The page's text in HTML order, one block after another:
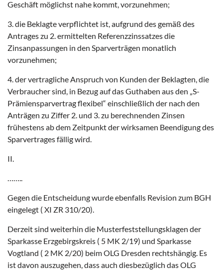
Geschäft möglichst nahe kommt, vorzunehmen;
3. die Beklagte verpflichtet ist, aufgrund des gemäß des
Antrages zu 2. ermittelten Referenzzinssatzes die
Zinsanpassungen in den Sparverträgen monatlich
vorzunehmen;
4. der vertragliche Anspruch von Kunden der Beklagten, die
Verbraucher sind, in Bezug auf das Guthaben aus den „S-
Prämiensparvertrag flexibel“ einschließlich der nach den
Anträgen zu Ziffer 2. und 3. zu berechnenden Zinsen
frühestens ab dem Zeitpunkt der wirksamen Beendigung des
Sparvertrages fällig wird.
II.
Gegen die Entscheidung wurde ebenfalls Revision zum BGH
eingelegt ( XI ZR 310/20).
Derzeit sind weiterhin die Musterfeststellungsklagen der
Sparkasse Erzgebirgskreis ( 5 MK 2/19) und Sparkasse
Vogtland ( 2 MK 2/20) beim OLG Dresden rechtshängig. Es
ist davon auszugehen, dass auch diesbezüglich das OLG